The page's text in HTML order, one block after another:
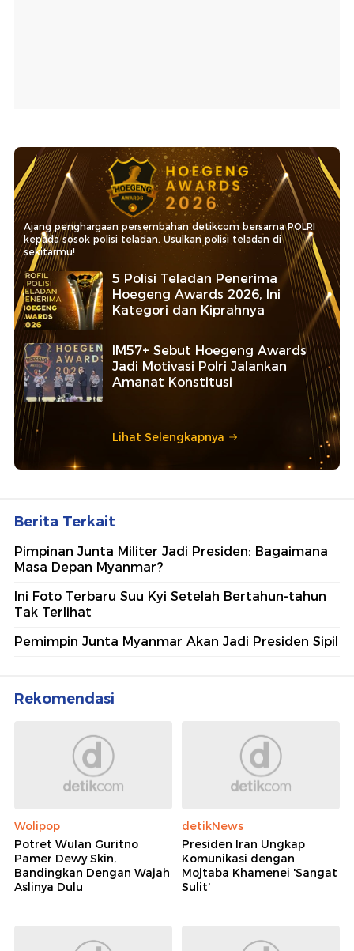
Ajang penghargaan persembahan detikcom bersama POLRI
kepada sosok polisi teladan. Usulkan polisi teladan di
sekitarmu!
5 Polisi Teladan Penerima
Hoegeng Awards 2026, Ini
Kategori dan Kiprahnya
IM57+ Sebut Hoegeng Awards
Jadi Motivasi Polri Jalankan
Amanat Konstitusi
Lihat Selengkapnya
Berita Terkait
Pimpinan Junta Militer Jadi Presiden: Bagaimana
Masa Depan Myanmar?
Ini Foto Terbaru Suu Kyi Setelah Bertahun-tahun
Tak Terlihat
Pemimpin Junta Myanmar Akan Jadi Presiden Sipil
Rekomendasi
Wolipop
Potret Wulan Guritno
Pamer Dewy Skin,
Bandingkan Dengan Wajah
Aslinya Dulu
detikNews
Presiden Iran Ungkap
Komunikasi dengan
Mojtaba Khamenei 'Sangat
Sulit'